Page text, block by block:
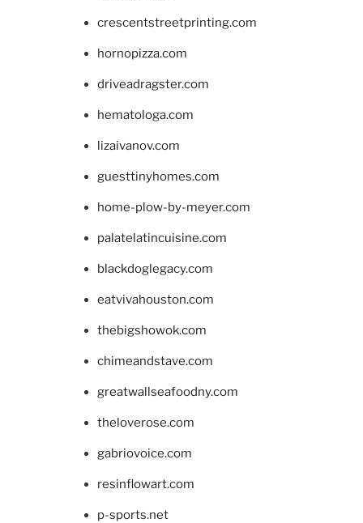
crescentstreetprinting.com
hornopizza.com
driveadragster.com
hematologa.com
lizaivanov.com
guesttinyhomes.com
home-plow-by-meyer.com
palatelatincuisine.com
blackdoglegacy.com
eatvivahouston.com
thebigshowok.com
chimeandstave.com
greatwallseafoodny.com
theloverose.com
gabriovoice.com
resinflowart.com
p-sports.net